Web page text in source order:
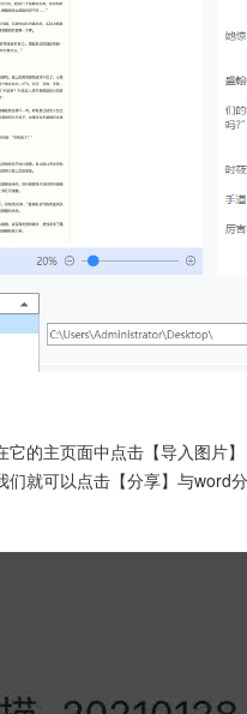
的主页面中点击【导入图片
就可以点击【分享】与word